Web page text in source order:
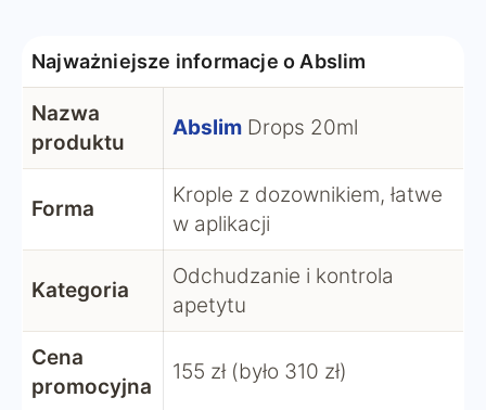
Najważniejsze informacje o Abslim
Nazwa
produktu
Abslim Drops 20ml
Forma
Krople z dozownikiem, łatwe
w aplikacji
Kategoria
Odchudzanie i kontrola
apetytu
Cena
promocyjna
155 zł (było 310 zł)